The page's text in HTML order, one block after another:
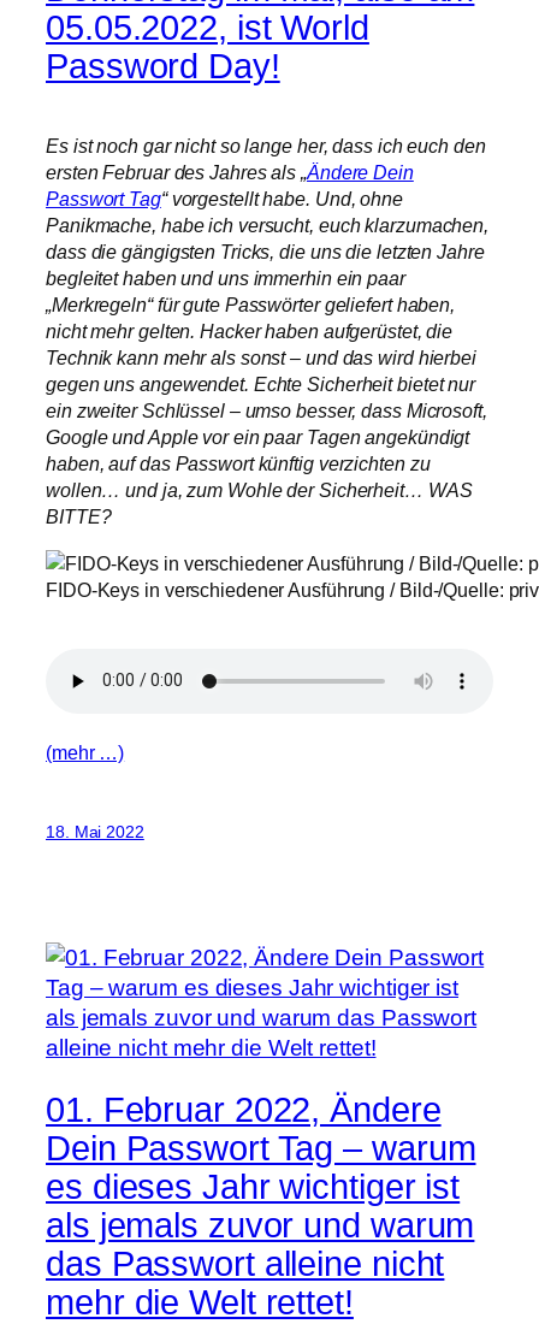
05.05.2022, ist World
Password Day!
Es ist noch gar nicht so lange her, dass ich euch den
ersten Februar des Jahres als „Ändere Dein
Passwort Tag“ vorgestellt habe. Und, ohne
Panikmache, habe ich versucht, euch klarzumachen,
dass die gängigsten Tricks, die uns die letzten Jahre
begleitet haben und uns immerhin ein paar
„Merkregeln“ für gute Passwörter geliefert haben,
nicht mehr gelten. Hacker haben aufgerüstet, die
Technik kann mehr als sonst – und das wird hierbei
gegen uns angewendet. Echte Sicherheit bietet nur
ein zweiter Schlüssel – umso besser, dass Microsoft,
Google und Apple vor ein paar Tagen angekündigt
haben, auf das Passwort künftig verzichten zu
wollen… und ja, zum Wohle der Sicherheit… WAS
BITTE?
FIDO-Keys in verschiedener Ausführung / Bild-/Quelle:
(mehr …)
18. Mai 2022
01. Februar 2022, Ändere
Dein Passwort Tag – warum
es dieses Jahr wichtiger ist
als jemals zuvor und warum
das Passwort alleine nicht
mehr die Welt rettet!